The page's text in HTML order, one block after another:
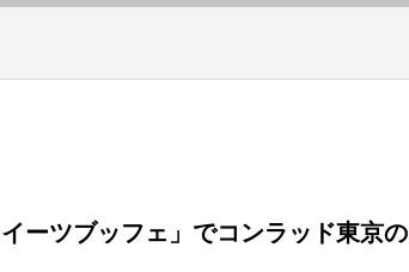
ーツブッフェ」でコンラッド東京の